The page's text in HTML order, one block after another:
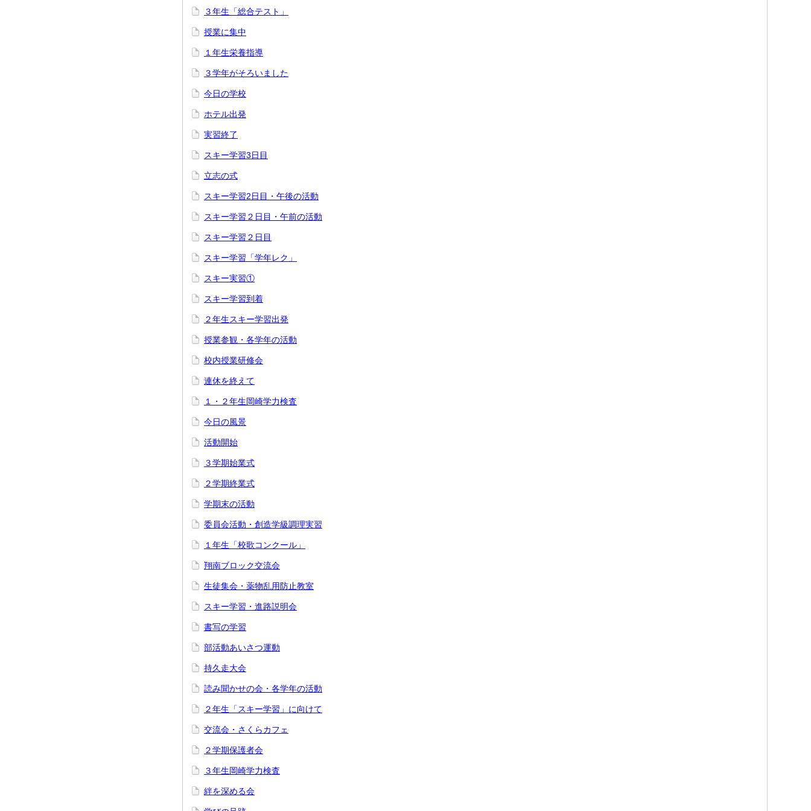
３年生「総合テスト」
授業に集中
１年生栄養指導
３学年がそろいました
今日の学校
ホテル出発
実習終了
スキー学習3日目
立志の式
スキー学習2日目・午後の活動
スキー学習２日目・午前の活動
スキー学習２日目
スキー学習「学年レク」
スキー実習①
スキー学習到着
２年生スキー学習出発
授業参観・各学年の活動
校内授業研修会
連休を終えて
１・２年生岡崎学力検査
今日の風景
活動開始
３学期始業式
２学期終業式
学期末の活動
委員会活動・創造学級調理実習
１年生「校歌コンクール」
翔南ブロック交流会
生徒集会・薬物乱用防止教室
スキー学習・進路説明会
書写の学習
部活動あいさつ運動
持久走大会
読み聞かせの会・各学年の活動
２年生「スキー学習」に向けて
交流会・さくらカフェ
２学期保護者会
３年生岡崎学力検査
絆を深める会